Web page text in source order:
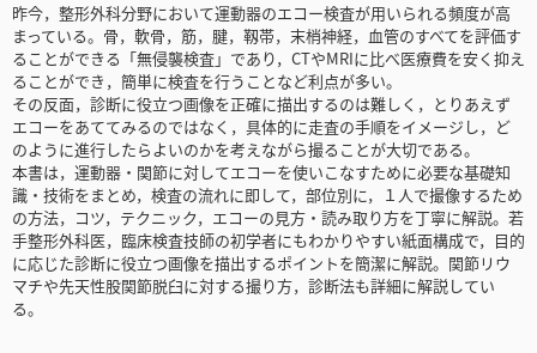
昨今，整形外科分野において運動器のエコー検査が用いられる頻度が高
まっている。骨，軟骨，筋，腱，靱帯，末梢神経，血管のすべてを評価す
ることができる「無侵襲検査」であり，CTやMRIに比べ医療費を安く抑え
ることができ，簡単に検査を行うことなど利点が多い。
その反面，診断に役立つ画像を正確に描出するのは難しく，とりあえず
エコーをあててみるのではなく，具体的に走査の手順をイメージし，ど
のように進行したらよいのかを考えながら撮ることが大切である。
本書は，運動器・関節に対してエコーを使いこなすために必要な基礎知
識・技術をまとめ，検査の流れに即して，部位別に，１人で撮像するため
の方法，コツ，テクニック，エコーの見方・読み取り方を丁寧に解説。若
手整形外科医，臨床検査技師の初学者にもわかりやすい紙面構成で，目的
に応じた診断に役立つ画像を描出するポイントを簡潔に解説。関節リウ
マチや先天性股関節脱臼に対する撮り方，診断法も詳細に解説してい
る。